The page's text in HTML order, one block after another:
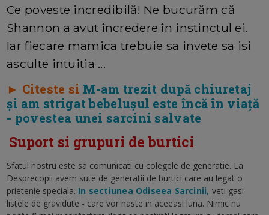
Ce poveste incredibilă! Ne bucurăm că
Shannon a avut încredere în instinctul ei.
Iar fiecare mamica trebuie sa invete sa isi
asculte intuitia ...
► Citeste si M-am trezit după chiuretaj
și am strigat bebelușul este încă în viață
- povestea unei sarcini salvate
Suport si grupuri de burtici
Sfatul nostru este sa comunicati cu colegele de generatie. La
Desprecopii avem sute de generatii de burtici care au legat o
prietenie speciala. In sectiunea Odiseea Sarcinii, veti gasi
listele de gravidute - care vor naste in aceeasi luna. Nimic nu